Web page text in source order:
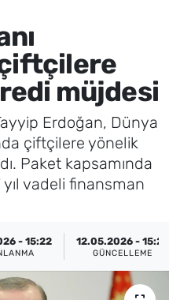
müjdesi
Erdoğan, Dünya
çiftçilere yönelik
Paket kapsamında
vadeli finansman
- 15:22 12.05.2026 - 15:23
GÜNCELLEME